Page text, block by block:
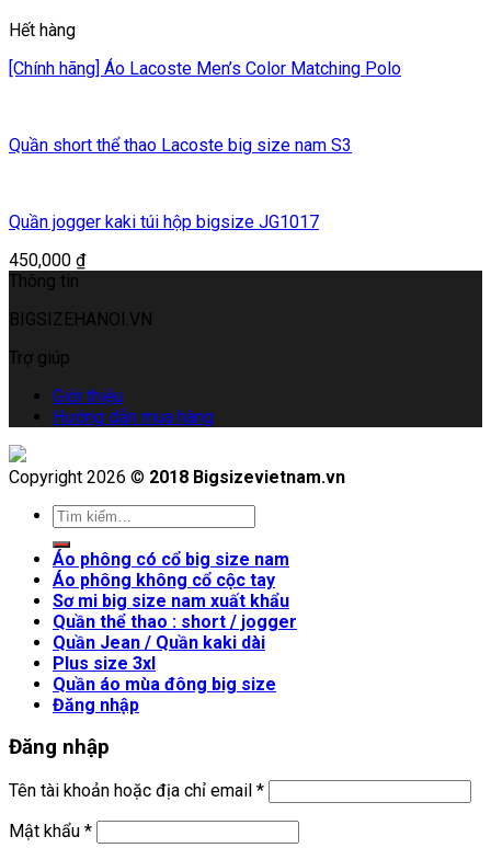
Hết hàng
[Chính hãng] Áo Lacoste Men’s Color Matching Polo
Quần short thể thao Lacoste big size nam S3
Quần jogger kaki túi hộp bigsize JG1017
450,000 ₫
Thông tin
BIGSIZEHANOI.VN
Trợ giúp
Giới thiệu
Hướng dẫn mua hàng
Copyright 2026 © 2018 Bigsizevietnam.vn
Áo phông có cổ big size nam
Áo phông không cổ cộc tay
Sơ mi big size nam xuất khẩu
Quần thể thao : short / jogger
Quần Jean / Quần kaki dài
Plus size 3xl
Quần áo mùa đông big size
Đăng nhập
Đăng nhập
Tên tài khoản hoặc địa chỉ email *
Mật khẩu *